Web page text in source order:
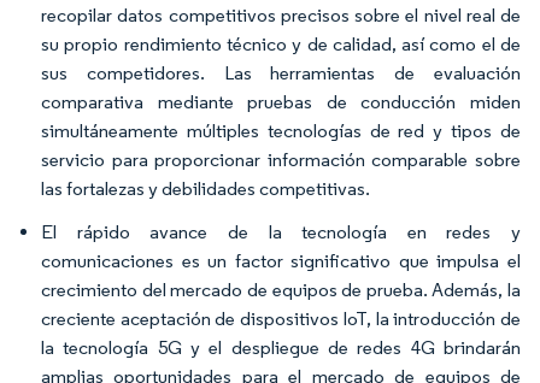
recopilar datos competitivos precisos sobre el nivel real de
su propio rendimiento técnico y de calidad, así como el de
sus competidores. Las herramientas de evaluación
comparativa mediante pruebas de conducción miden
simultáneamente múltiples tecnologías de red y tipos de
servicio para proporcionar información comparable sobre
las fortalezas y debilidades competitivas.
El rápido avance de la tecnología en redes y
comunicaciones es un factor significativo que impulsa el
crecimiento del mercado de equipos de prueba. Además, la
creciente aceptación de dispositivos IoT, la introducción de
la tecnología 5G y el despliegue de redes 4G brindarán
amplias oportunidades para el mercado de equipos de